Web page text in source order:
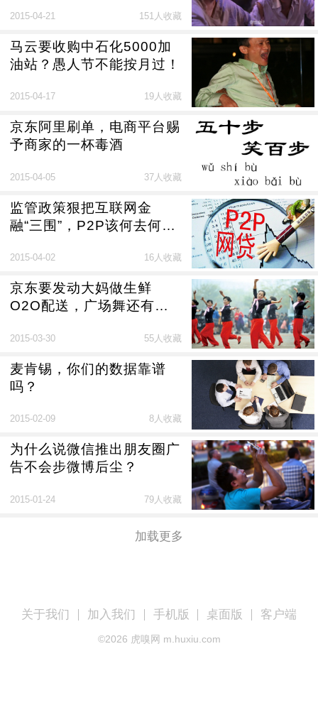
2015-04-21 151人收藏
马云要收购中石化5000加
油站？愚人节不能按月过！
2015-04-17 19人收藏
京东阿里刷单，电商平台赐
予商家的一杯毒酒
2015-04-05 37人收藏
监管政策狠把互联网金
融“三围”，P2P该何去何
2015-04-02 16人收藏
京东要发动大妈做生鲜
O2O配送，广场舞还有人
2015-03-30 55人收藏
麦肯锡，你们的数据靠谱
吗？
2015-02-09 8人收藏
为什么说微信推出朋友圈广
告不会步微博后尘？
2015-01-24 79人收藏
加载更多
关于我们 加入我们 手机版 桌面版 客户端
©2026 虎嗅网 m.huxiu.com